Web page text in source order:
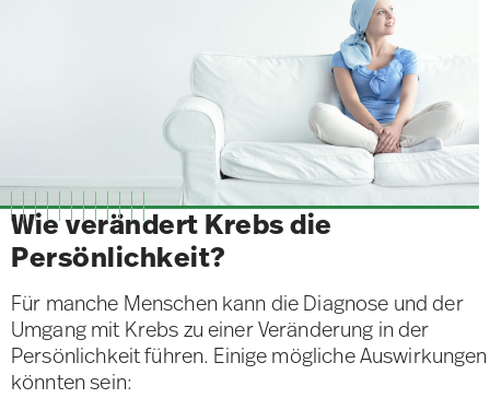
Wie verändert Krebs die
Persönlichkeit?
Für manche Menschen kann die Diagnose und der
Umgang mit Krebs zu einer Veränderung in der
Persönlichkeit führen. Einige mögliche Auswirkungen
könnten sein: